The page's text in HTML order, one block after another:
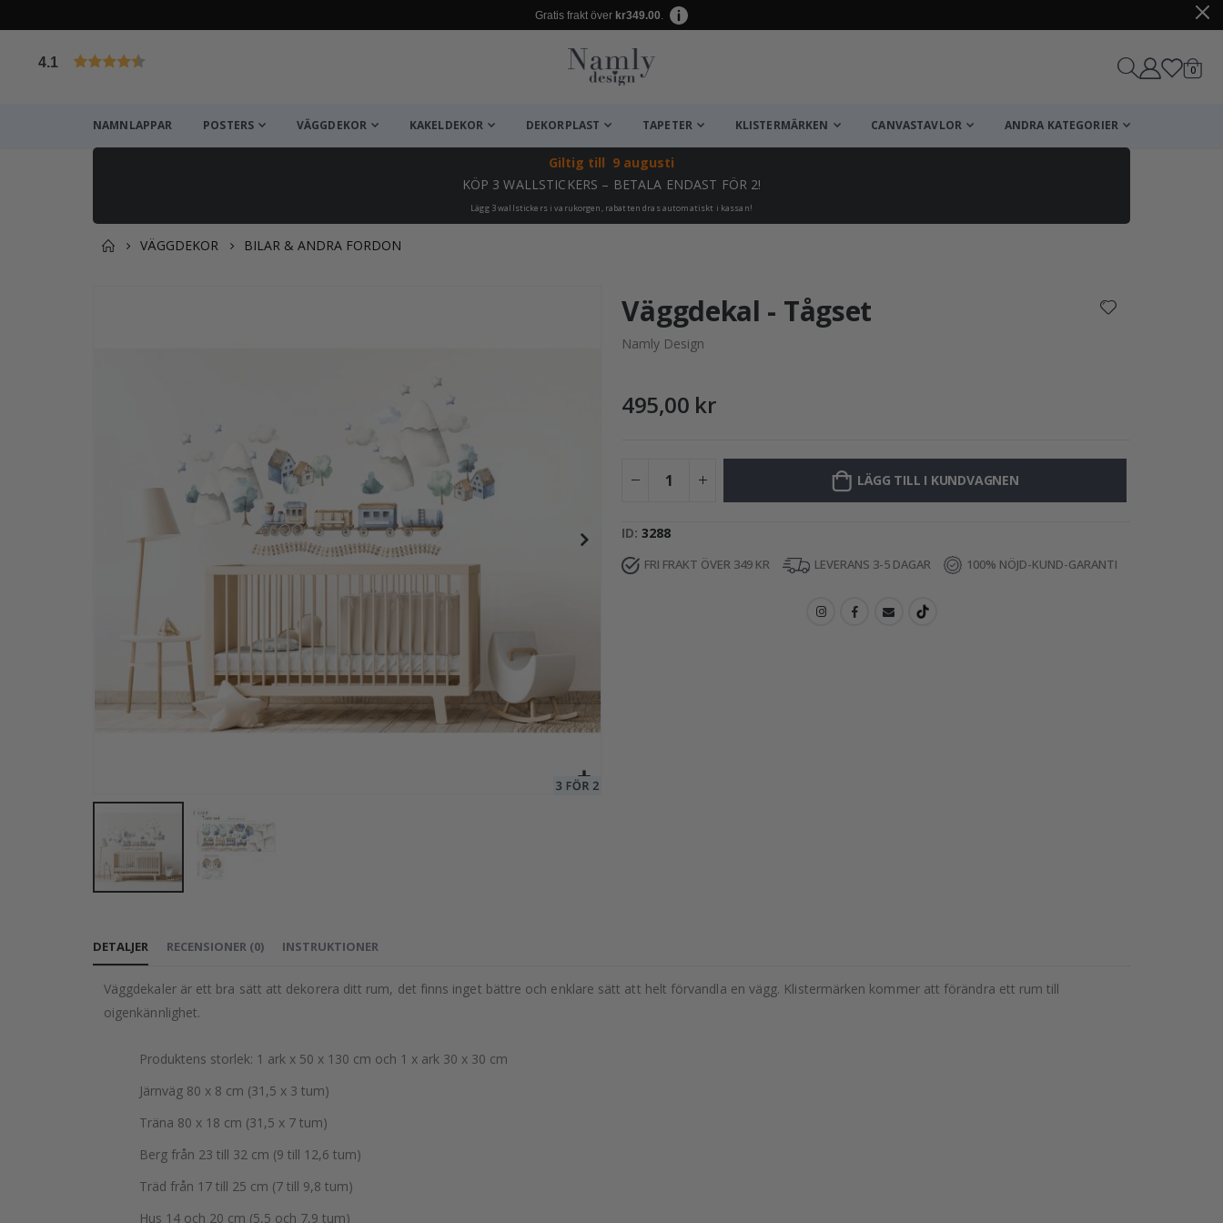
Gratis frakt över kr349.00.
4.1 0
NAMNLAPPAR POSTERS VÄGGDEKOR KAKELDEKOR DEKORPLAST TAPETER KLISTERMÄRKEN CANVASTAVLOR ANDRA KATEGORIER
Giltig till 9 augusti
KÖP 3 WALLSTICKERS – BETALA ENDAST FÖR 2!
Lägg 3 wallstickers i varukorgen, rabatten dras automatiskt i kassan!
VÄGGDEKOR BILAR & ANDRA FORDON
Väggdekor - Nordic Dino
början
bildgalleriet
Väggdekal - Tågset
Namly Design
495,00 kr
LÄGG TILL I KUNDVAGNEN
ID 3288
FRI FRAKT ÖVER 349 KR LEVERANS 3-5 DAGAR 100% NÖJD-KUND-GARANTI
DETALJER
Väggdekaler är ett bra sätt att dekorera ditt rum, det finns inget bättre och enklare sätt att helt förvandla en vägg. Klistermärken kommer att förändra ett rum till
oigenkännlighet.
Produktens storlek: 1 ark x 50 x 130 cm och 1 x ark 30 x 30 cm
Järnväg 80 x 8 cm (31,5 x 3 tum)
Träna 80 x 18 cm (31,5 x 7 tum)
Berg från 23 till 32 cm (9 till 12,6 tum)
Träd från 17 till 25 cm (7 till 9,8 tum)
Hus 14 och 20 cm (5,5 och 7,9 tum)
RECENSIONER (0) INSTRUKTIONER